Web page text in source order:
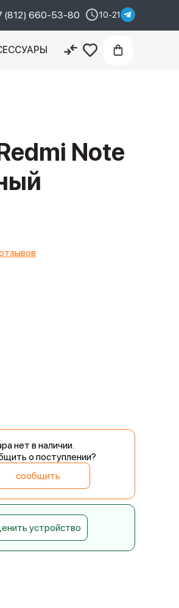
(812) 660-53-80 10-21
Note
нет в наличии.
о поступлении?
сообщить
устройство